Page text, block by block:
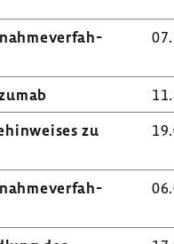
zu